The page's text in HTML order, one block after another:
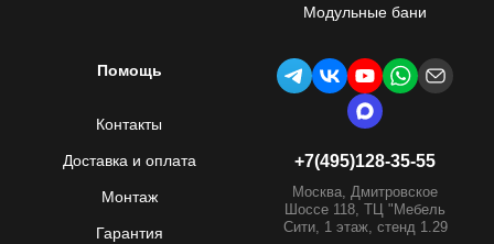
Модульные бани
Помощь
Контакты
Доставка и оплата
Монтаж
Гарантия
+7(495)128-35-55
Москва, Дмитровское
Шоссе 118, ТЦ "Мебель
Сити, 1 этаж, стенд 1.29